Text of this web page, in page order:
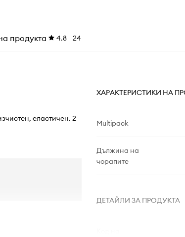
продукта 4.8 24
еластичен. 2
ХАРАКТЕРИСТИКИ НА
Multipack
Дължина на
чорапите
ДЕТАЙЛИ ЗА ПРОДУКТА